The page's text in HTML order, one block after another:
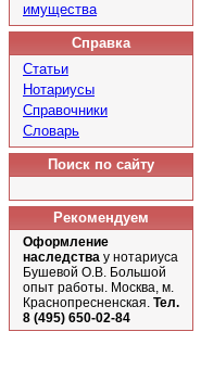
имущества
Справка
Статьи
Нотариусы
Справочники
Словарь
Поиск по сайту
Рекомендуем
Оформление
наследства у нотариуса
Бушевой О.В. Большой
опыт работы. Москва, м.
Краснопресненская. Тел.
8 (495) 650-02-84